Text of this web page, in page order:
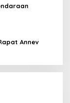
Annev